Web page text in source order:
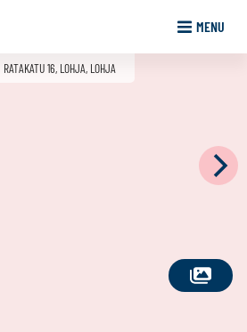
MENU
SEE
RATAKATU 16, LOHJA, LOHJA